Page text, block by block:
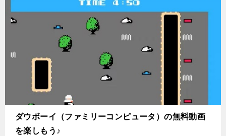
ダウボーイ（ファミリーコンピュータ）の無料動画
を楽しもう♪